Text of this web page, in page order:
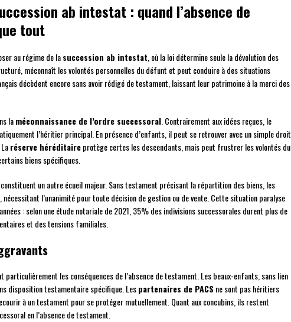
ab intestat : quand l’absence de
tout
au régime de lasuccession ab intestat , où la loi détermine seule la dévolution des
méconnaît les volontés personnelles du défunt et peut conduire à des situations
décèdent encore sans avoir rédigé de testament, laissant leur patrimoine à la merci des
laméconnaissance de l’ordre successoral . Contrairement aux idées reçues, le
l’héritier principal. En présence d’enfants, il peut se retrouver avec un simple droit
réserve héréditaireprotège certes les descendants, mais peut frustrer les volontés du
biens spécifiques.
constituent un autre écueil majeur. Sans testament précisant la répartition des biens, les
l’unanimité pour toute décision de gestion ou de vente. Cette situation paralyse
: selon une étude notariale de 2021, 35% des indivisions successorales durent plus de
et des tensions familiales.
particulièrement les conséquences de l’absence de testament. Les beaux-enfants, sans lien
disposition testamentaire spécifique. Lespartenaires de PACS ne sont pas héritiers
à un testament pour se protéger mutuellement. Quant aux concubins, ils restent
en l’absence de testament.